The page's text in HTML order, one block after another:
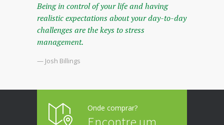
Being in control of your life and having
realistic expectations about your day-to-day
challenges are the keys to stress
management.
— Josh Billings
Onde comprar?